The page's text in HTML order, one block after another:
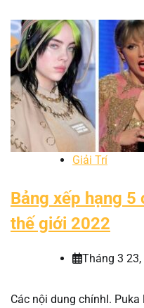
Giải Trí
Bảng xếp hạng
thế giới 2022
Tháng 3
Các nội dung chínhI.